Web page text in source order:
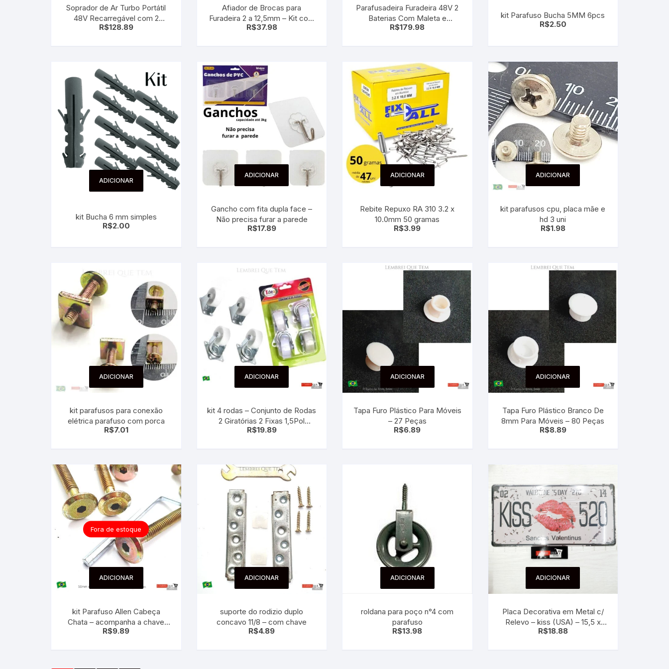
Brinquedos para Bebês e
Crianças Pequenas
Limpeza
Artes e Ofícios
chaveiro
Sex Shop
Soprador de Ar Turbo Portátil
48V Recarregável com 2
Baterias – Limpeza Profissional
R$128.89
Afiador de Brocas para
Furadeira 2 a 12,5mm – Kit com
Chave e Lixas – kit com 4 lixas
R$37.98
Parafusadeira Furadeira 48V 2
Baterias Com Maleta e
Acessórios Completo –
R$179.98
kit Parafuso Bucha 5MM 6pcs
R$2.50
ADICIONAR
kit Bucha 6 mm simples
R$2.00
ADICIONAR
Gancho com fita dupla face –
Não precisa furar a parede
R$17.89
ADICIONAR
Rebite Repuxo RA 310 3.2 x
10.0mm 50 gramas
R$3.99
ADICIONAR
kit parafusos cpu, placa mãe e
hd 3 uni
R$1.98
ADICIONAR
kit parafusos para conexão
elétrica parafuso com porca
R$7.01
ADICIONAR
kit 4 rodas – Conjunto de Rodas
2 Giratórias 2 Fixas 1,5Pol
Plástico
R$19.89
ADICIONAR
Tapa Furo Plástico Para Móveis
– 27 Peças
R$6.89
ADICIONAR
Tapa Furo Plástico Branco De
8mm Para Móveis – 80 Peças
R$8.89
Fora de estoque
ADICIONAR
kit Parafuso Allen Cabeça
Chata – acompanha a chave
allen
R$9.89
ADICIONAR
suporte do rodizio duplo
concavo 11/8 – com chave
R$4.89
ADICIONAR
roldana para poço n°4 com
parafuso
R$13.98
ADICIONAR
Placa Decorativa em Metal c/
Relevo – kiss (USA) – 15,5 x
30,5
R$18.88